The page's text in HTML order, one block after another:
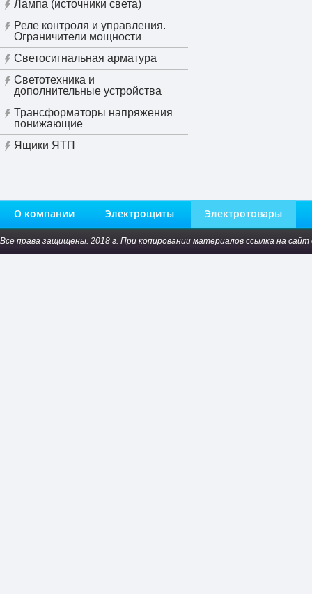
Лампа (источники света)
Реле контроля и управления.
Ограничители мощности
Светосигнальная арматура
Светотехника и
дополнительные устройства
Трансформаторы напряжения
понижающие
Ящики ЯТП
О компании Электрощиты Электротовары
Все права защищены. 2018 г. При копировании материалов ссылка на сайт